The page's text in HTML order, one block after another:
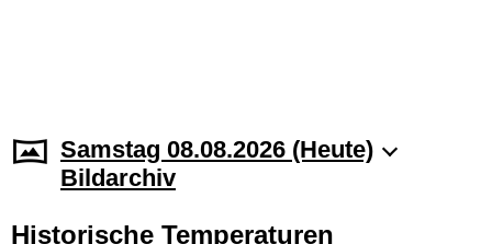
Samstag 08.08.2026 (Heute)
Bildarchiv
Historische Temperaturen